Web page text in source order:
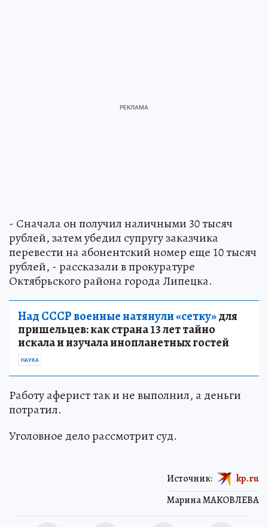
- Сначала он получил наличными 30 тысяч
рублей, затем убедил супругу заказчика
перевести на абонентский номер еще 10 тысяч
рублей, - рассказали в прокуратуре
Октябрьского района города Липецка.
Над СССР военные натянули «сетку»для
пришельцев: как страна 13 лет тайно
искала и изучала инопланетных гостей
НАУКА
Работу аферист так и не выполнил, а деньги
потратил.
Уголовное дело рассмотрит суд.
Марина МАКОВЛЕВА
Источник: kp.ru